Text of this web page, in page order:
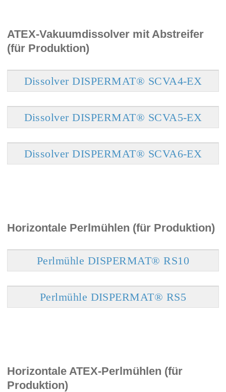
ATEX-Vakuumdissolver mit Abstreifer
(für Produktion)
Dissolver DISPERMAT® SCVA4-EX
Dissolver DISPERMAT® SCVA5-EX
Dissolver DISPERMAT® SCVA6-EX
Horizontale Perlmühlen (für Produktion)
Perlmühle DISPERMAT® RS10
Perlmühle DISPERMAT® RS5
Horizontale ATEX-Perlmühlen (für
Produktion)